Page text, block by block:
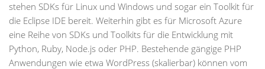
stehen SDKs für Linux und Windows und sogar ein Toolkit für
die Eclipse IDE bereit. Weiterhin gibt es für Microsoft Azure
eine Reihe von SDKs und Toolkits für die Entwicklung mit
Python, Ruby, Node.js oder PHP. Bestehende gängige PHP
Anwendungen wie etwa WordPress (skalierbar) können vom